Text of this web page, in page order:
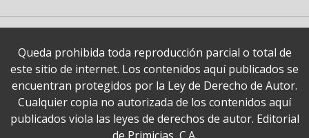
Queda prohibida toda reproducción parcial o total de
este sitio de internet. Los contenidos aquí publicados se
encuentran protegidos por la Ley de Derecho de Autor.
Cualquier copia no autorizada de los contenidos aquí
publicados viola las leyes de derechos de autor. Editorial